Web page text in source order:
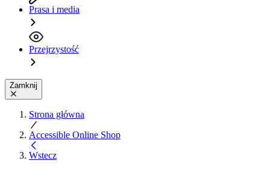
Prasa i media
Przejrzystość
Zamknij
Strona główna
Accessible Online Shop
Wstecz